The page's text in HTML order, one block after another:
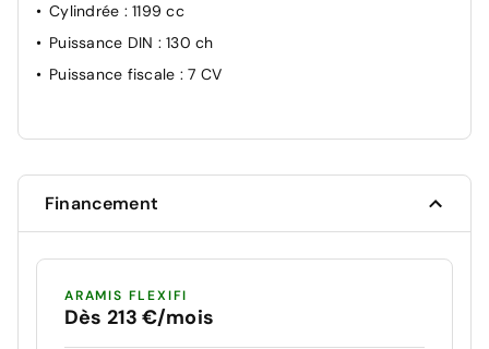
Cylindrée : 1199 cc
Puissance DIN : 130 ch
Puissance fiscale : 7 CV
Financement
ARAMIS FLEXIFI
Dès 213 €/mois